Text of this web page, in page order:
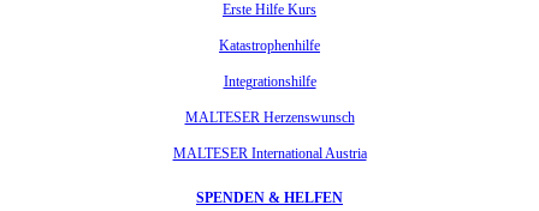
Erste Hilfe Kurs
Katastrophenhilfe
Integrationshilfe
MALTESER Herzenswunsch
MALTESER International Austria
SPENDEN & HELFEN